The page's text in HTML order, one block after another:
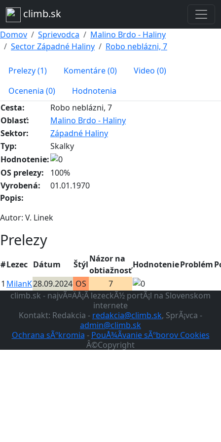
climb.sk
Domov Sprievodca
Malino Brdo - Haliny
Sector Západné Haliny
Robo neblázni, 7
Prelezy (1) Komentáre (0)
Video (0)
Ocenenia (0)
Hodnotenia
Cesta:
Robo neblázni, 7
Oblasť:
Malino Brdo - Haliny
Sektor:
Západné Haliny
Typ:
Skalky
Hodnotenie:
OS prelezy:
100%
Vyrobená:
01.01.1970
Popis:
Autor: V. Linek
Prelezy
#Lezec Dátum Štýl
Názor na
obtiažnosť
HodnotenieProblém
1 MilanK28.09.2024 OS
7
climb.sk - najvÃ¤ÄÅ¡Ã­ lezeckÃ½ portÃ¡l na Slovenskom
internete
Kontakt: Redakcia - redakcia@climb.sk, SprÃ¡vca -
admin@climb.sk
Ochrana sÃºkromia - PouÅ¾Ã­vanie sÃºborov Cookies
Â©Copyright